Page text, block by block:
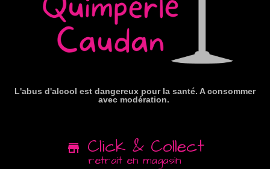
L'abus d'alcool est dangereux pour la santé. A consommer
avec modération.
Click & Collect
retrait en magasin